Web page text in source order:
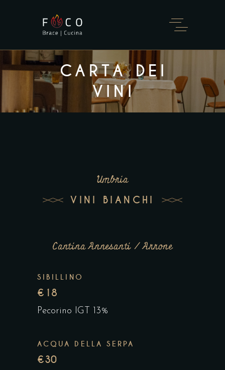
CARTA DEI
VINI
Umbria
VINI BIANCHI
Cantina Annesanti / Arrone
SIBILLINO
€18
Pecorino IGT 13%
ACQUA DELLA SERPA
€30